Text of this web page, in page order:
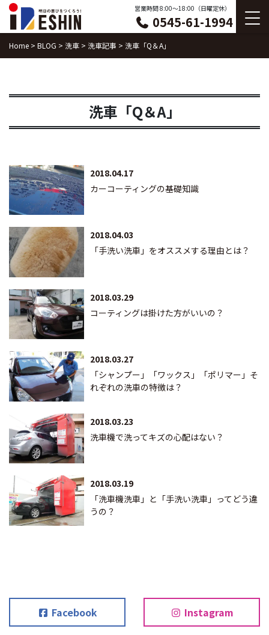
Skip
content
営業時間 8:00〜18:00（日曜定休）
0545-61-1994
Home > BLOG > 洗車 > 洗車記事 > 洗車「Q＆A」
洗車「Q＆A」
2018.04.17
カーコーティングの基礎知識
2018.04.03
「手洗い洗車」をオススメする理由とは？
2018.03.29
コーティングは掛けた方がいいの？
2018.03.27
「シャンプー」「ワックス」「ポリマー」そ
れぞれの洗車の特徴は？
2018.03.23
洗車機で洗ってキズの心配はない？
2018.03.19
「洗車機洗車」と「手洗い洗車」ってどう違
うの？
Facebook Instagram